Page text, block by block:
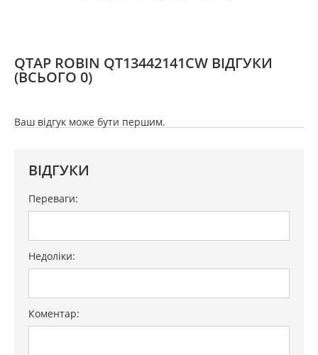
QTAP ROBIN QT13442141CW ВІДГУКИ
(ВСЬОГО 0)
Ваш відгук може бути першим.
ВІДГУКИ
Переваги:
Недоліки:
Коментар: